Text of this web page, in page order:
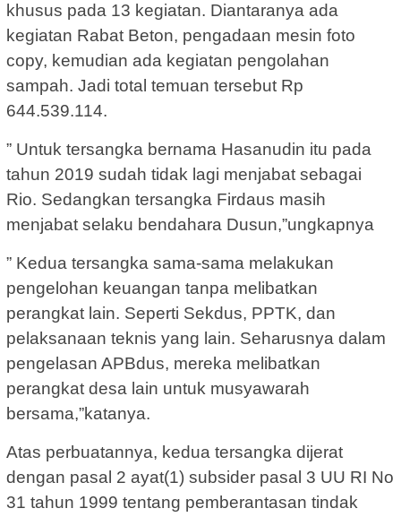
khusus pada 13 kegiatan. Diantaranya ada
kegiatan Rabat Beton, pengadaan mesin foto
copy, kemudian ada kegiatan pengolahan
sampah. Jadi total temuan tersebut Rp
644.539.114.
” Untuk tersangka bernama Hasanudin itu pada
tahun 2019 sudah tidak lagi menjabat sebagai
Rio. Sedangkan tersangka Firdaus masih
menjabat selaku bendahara Dusun,”ungkapnya
” Kedua tersangka sama-sama melakukan
pengelohan keuangan tanpa melibatkan
perangkat lain. Seperti Sekdus, PPTK, dan
pelaksanaan teknis yang lain. Seharusnya dalam
pengelasan APBdus, mereka melibatkan
perangkat desa lain untuk musyawarah
bersama,”katanya.
Atas perbuatannya, kedua tersangka dijerat
dengan pasal 2 ayat(1) subsider pasal 3 UU RI No
31 tahun 1999 tentang pemberantasan tindak